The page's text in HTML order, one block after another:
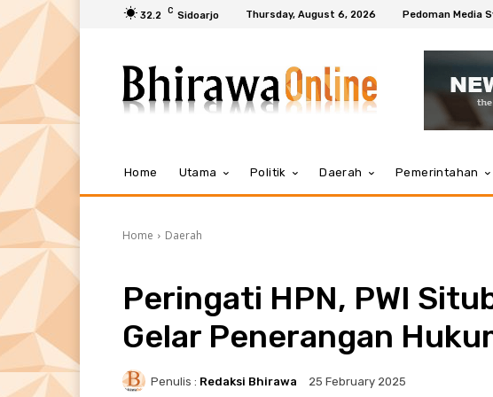
32.2 C Sidoarjo Thursday, August 6, 2026 Pedoman Media
Home Utama Politik Daerah Pemerintahan
Home Daerah
Peringati HPN, PWI
Gelar Penerangan
Penulis : Redaksi Bhirawa 25 February 2025